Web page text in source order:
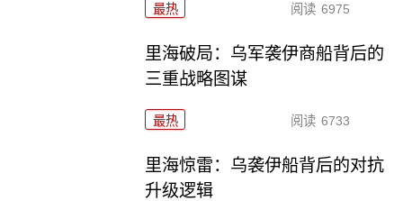
最热 阅读 6975
里海破局：乌军袭伊商船背后的
三重战略图谋
最热 阅读 6733
里海惊雷：乌袭伊船背后的对抗
升级逻辑